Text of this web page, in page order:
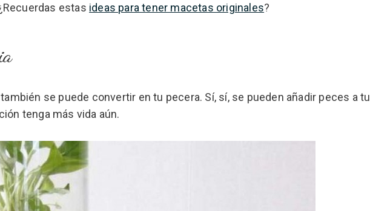
estas ideas para tener macetas originales?
se puede convertir en tu pecera. Sí, sí, se pueden añadir peces a tu
tenga más vida aún.